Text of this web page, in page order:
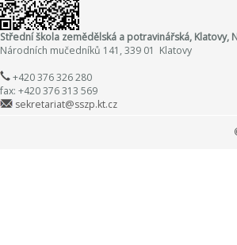
Střední škola zemědělská a potravinářská, Klatovy,
Národních mučedníků 141, 339 01 Klatovy
+420 376 326 280
fax: +420 376 313 569
sekretariat@sszp.kt.cz